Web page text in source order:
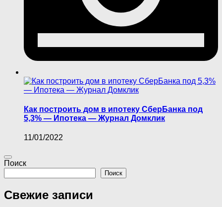
Как построить дом в ипотеку СберБанка под
5,3% — Ипотека — Журнал Домклик
11/01/2022
Поиск
Поиск
Свежие записи